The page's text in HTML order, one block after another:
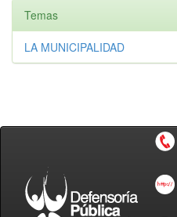
Temas
LA MUNICIPALIDAD